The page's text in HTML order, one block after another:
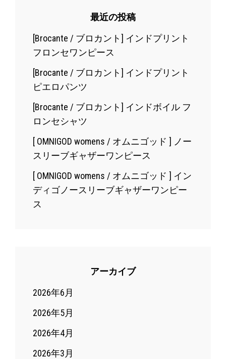
最近の投稿
[Brocante / ブロカント] インドプリント
フロンセワンピース
[Brocante / ブロカント] インドプリント
ピエロパンツ
[Brocante / ブロカント] インドボイル フ
ロンセシャツ
[ OMNIGOD womens / オムニゴッド ] ノー
スリーブギャザーワンピース
[ OMNIGOD womens / オムニゴッド ] イン
ディゴノースリーブギャザーワンピー
ス
アーカイブ
2026年6月
2026年5月
2026年4月
2026年3月